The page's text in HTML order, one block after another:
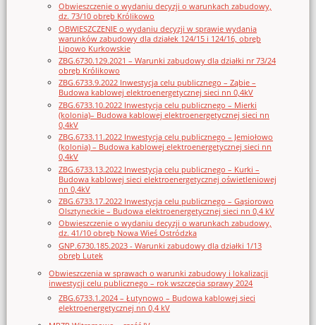
Obwieszczenie o wydaniu decyzji o warunkach zabudowy,
dz. 73/10 obręb Królikowo
OBWIESZCZENIE o wydaniu decyzji w sprawie wydania
warunków zabudowy dla działek 124/15 i 124/16, obręb
Lipowo Kurkowskie
ZBG.6730.129.2021 – Warunki zabudowy dla działki nr 73/24
obręb Królikowo
ZBG.6733.9.2022 Inwestycja celu publicznego – Ząbie –
Budowa kablowej elektroenergetycznej sieci nn 0,4kV
ZBG.6733.10.2022 Inwestycja celu publicznego – Mierki
(kolonia)– Budowa kablowej elektroenergetycznej sieci nn
0,4kV
ZBG.6733.11.2022 Inwestycja celu publicznego – Jemiołowo
(kolonia) – Budowa kablowej elektroenergetycznej sieci nn
0,4kV
ZBG.6733.13.2022 Inwestycja celu publicznego – Kurki –
Budowa kablowej sieci elektroenergetycznej oświetleniowej
nn 0,4kV
ZBG.6733.17.2022 Inwestycja celu publicznego – Gąsiorowo
Olsztyneckie – Budowa elektroenergetycznej sieci nn 0,4 kV
Obwieszczenie o wydaniu decyzji o warunkach zabudowy,
dz. 41/10 obręb Nowa Wieś Ostródzka
GNP.6730.185.2023 - Warunki zabudowy dla działki 1/13
obręb Lutek
Obwieszczenia w sprawach o warunki zabudowy i lokalizacji
inwestycji celu publicznego – rok wszczęcia sprawy 2024
ZBG.6733.1.2024 – Łutynowo – Budowa kablowej sieci
elektroenergetycznej nn 0,4 kV